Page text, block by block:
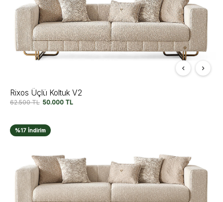
Rixos Üçlü Koltuk V2
62.500TL 50.000 TL
%17 İndirim